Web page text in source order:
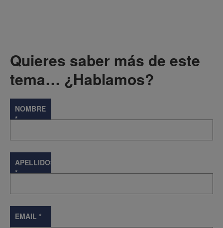
Quieres saber más de este
tema… ¿Hablamos?
NOMBRE
*
APELLIDOS
*
EMAIL *